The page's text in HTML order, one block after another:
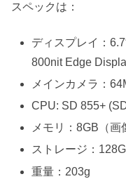
スペックは：
ディスプレイ：
800nit Edge
メインカメラ：
CPU: SD 855+
メモリ：8GB（画
ストレージ：
重量：203g